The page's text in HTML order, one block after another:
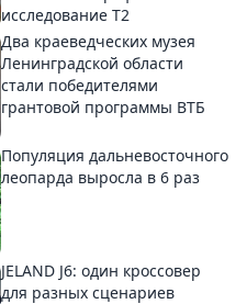
исследование T2
Два краеведческих музея
Ленинградской области
стали победителями
грантовой программы ВТБ
Популяция дальневосточного
леопарда выросла в 6 раз
JELAND J6: один кроссовер
для разных сценариев